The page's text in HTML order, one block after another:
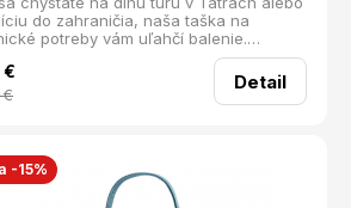
do zahraničia, naša taška na
potreby vám uľahčí balenie.
ale priestranná, poskytne všetko,
pre vašu dennú hygienu v
aj v mestských džungliach.
€
€
Detail
-15%